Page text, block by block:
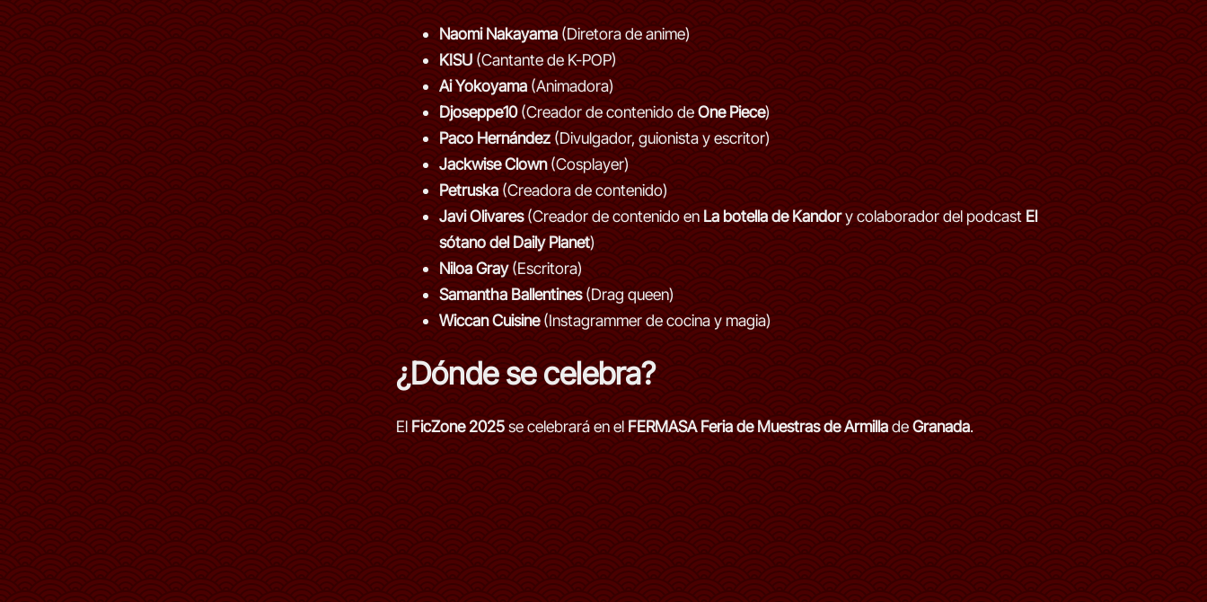
Naomi Nakayama(Diretora de anime)
KISU(Cantante de K-POP)
Ai Yokoyama(Animadora)
Djoseppe10(Creador de contenido deOne Piece)
Paco Hernández(Divulgador, guionista y escritor)
Jackwise Clown(Cosplayer)
Petruska(Creadora de contenido)
Javi Olivares(Creador de contenido en La botella de Kandory colaborador del podcast El
sótano del Daily Planet)
Niloa Gray(Escritora)
Samantha Ballentines(Drag queen)
Wiccan Cuisine(Instagrammer de cocina y magia)
¿Dónde se celebra?
El FicZone 2025se celebrará en el FERMASA Feria de Muestras de ArmilladeGranada.